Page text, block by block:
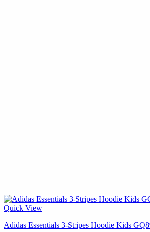
Quick View
Adidas Essentials 3-Stripes Hoodie Kids